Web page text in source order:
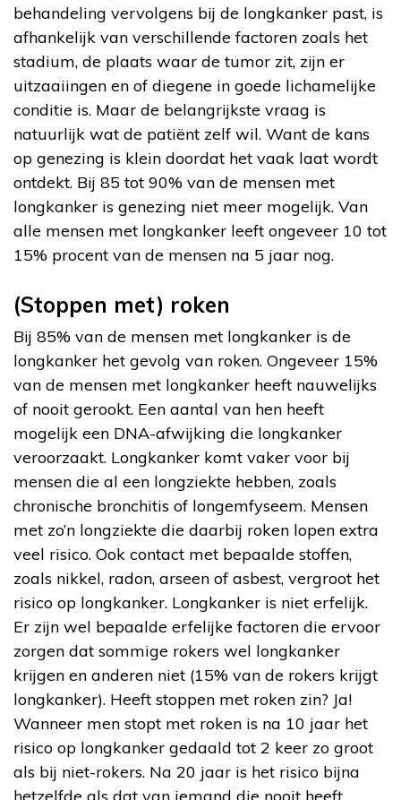
behandeling vervolgens bij de longkanker past, is
afhankelijk van verschillende factoren zoals het
stadium, de plaats waar de tumor zit, zijn er
uitzaaiingen en of diegene in goede lichamelijke
conditie is. Maar de belangrijkste vraag is
natuurlijk wat de patiënt zelf wil. Want de kans
op genezing is klein doordat het vaak laat wordt
ontdekt. Bij 85 tot 90% van de mensen met
longkanker is genezing niet meer mogelijk. Van
alle mensen met longkanker leeft ongeveer 10 tot
15% procent van de mensen na 5 jaar nog.
(Stoppen met) roken
Bij 85% van de mensen met longkanker is de
longkanker het gevolg van roken. Ongeveer 15%
van de mensen met longkanker heeft nauwelijks
of nooit gerookt. Een aantal van hen heeft
mogelijk een DNA-afwijking die longkanker
veroorzaakt. Longkanker komt vaker voor bij
mensen die al een longziekte hebben, zoals
chronische bronchitis of longemfyseem. Mensen
met zo’n longziekte die daarbij roken lopen extra
veel risico. Ook contact met bepaalde stoffen,
zoals nikkel, radon, arseen of asbest, vergroot het
risico op longkanker. Longkanker is niet erfelijk.
Er zijn wel bepaalde erfelijke factoren die ervoor
zorgen dat sommige rokers wel longkanker
krijgen en anderen niet (15% van de rokers krijgt
longkanker). Heeft stoppen met roken zin? Ja!
Wanneer men stopt met roken is na 10 jaar het
risico op longkanker gedaald tot 2 keer zo groot
als bij niet-rokers. Na 20 jaar is het risico bijna